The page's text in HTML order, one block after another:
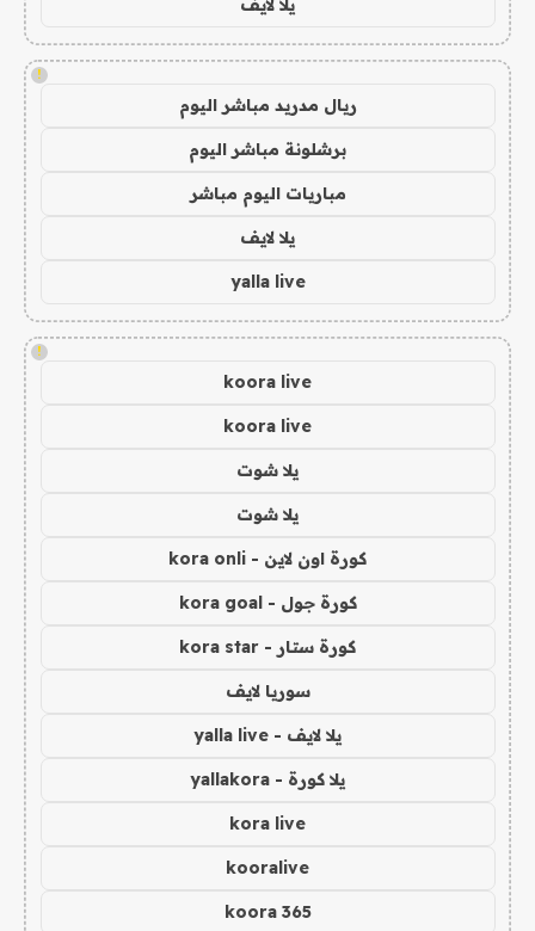
!
ريال مدريد مباشر اليوم
برشلونة مباشر اليوم
مباريات اليوم مباشر
يلا لايف
yalla live
!
koora live
koora live
يلا شوت
يلا شوت
كورة اون لاين - kora onli
كورة جول - kora goal
كورة ستار - kora star
سوريا لايف
يلا لايف - yalla live
يلا كورة - yallakora
kora live
kooralive
koora 365